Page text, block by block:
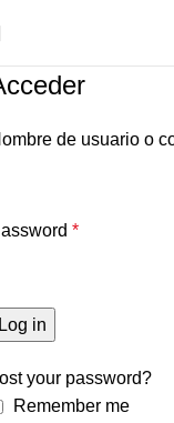
de usuario o
*
in
your password?
Remember me